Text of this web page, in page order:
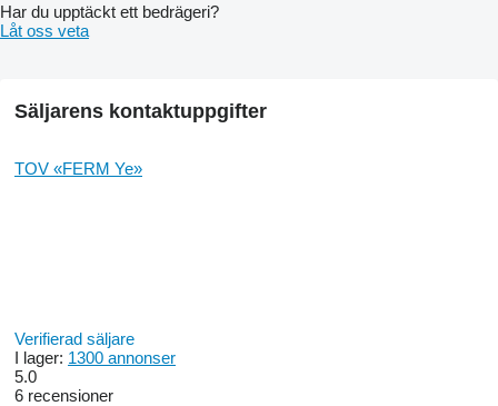
Har du upptäckt ett bedrägeri?
Låt oss veta
Säljarens kontaktuppgifter
TOV «FERM Ye»
Verifierad säljare
I lager: 1300 annonser
5.0
6 recensioner